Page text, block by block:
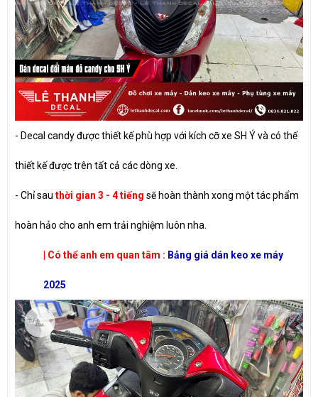
- Decal candy được thiết kế phù hợp với kích cỡ xe SH Ý và có thể
thiết kế được trên tất cả các dòng xe.
- Chỉ sau thời gian 3 - 4 tiếng sẽ hoàn thành xong một tác phẩm
hoàn hảo cho anh em trải nghiệm luôn nha.
| Có thể anh em quan tâm : Bảng giá dán keo xe máy
2025